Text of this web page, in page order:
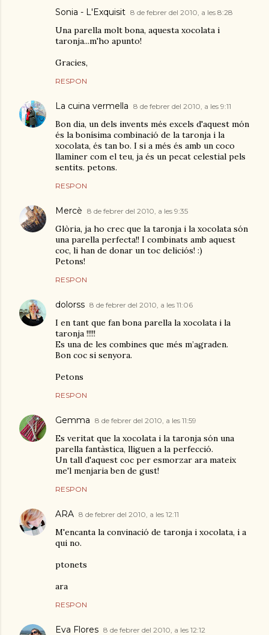
Sonia - L'Exquisit 8 de febrer del 2010, a les 8:28
Una parella molt bona, aquesta xocolata i
taronja...m'ho apunto!
Gracies,
RESPON
La cuina vermella 8 de febrer del 2010, a les 9:11
Bon dia, un dels invents més excels d'aquest món
és la bonísima combinació de la taronja i la
xocolata, és tan bo. I si a més és amb un coco
llaminer com el teu, ja és un pecat celestial pels
sentits. petons.
RESPON
Mercè 8 de febrer del 2010, a les 9:35
Glòria, ja ho crec que la taronja i la xocolata són
una parella perfecta!! I combinats amb aquest
coc, li han de donar un toc deliciós! :)
Petons!
RESPON
dolorss 8 de febrer del 2010, a les 11:06
I en tant que fan bona parella la xocolata i la
taronja !!!!!
Es una de les combines que més m’agraden.
Bon coc si senyora.
Petons
RESPON
Gemma 8 de febrer del 2010, a les 11:59
Es veritat que la xocolata i la taronja són una
parella fantàstica, lliguen a la perfecció.
Un tall d'aquest coc per esmorzar ara mateix
me'l menjaria ben de gust!
RESPON
ARA 8 de febrer del 2010, a les 12:11
M'encanta la convinació de taronja i xocolata, i a
qui no.
ptonets
ara
RESPON
Eva Flores 8 de febrer del 2010, a les 12:12